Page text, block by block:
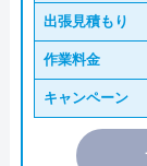
出張見積もり
作業料金
キャンペーン